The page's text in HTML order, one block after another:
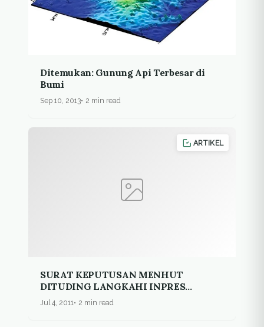
Ditemukan: Gunung Api Terbesar di
Bumi
Sep 10, 2013 2 min read
ARTIKEL
SURAT KEPUTUSAN MENHUT
DITUDING LANGKAHI INPRES
MORATORIUM
Jul 4, 2011 2 min read